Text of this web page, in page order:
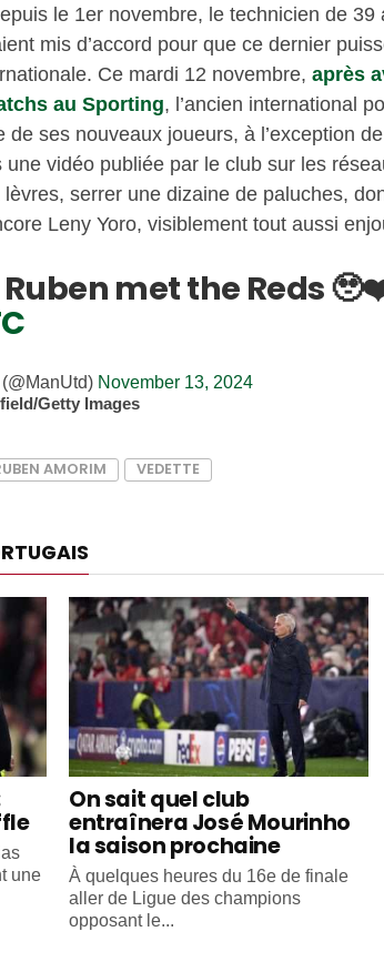
le 1er novembre, le technicien de
mis d’accord pour que ce dernier
Ce mardi 12 novembre, après
au Sporting, l’ancien international
de ses nouveaux joueurs, à l’exception
une vidéo publiée par le club sur les
serrer une dizaine de paluches,
Leny Yoro, visiblement tout aussi
met the Reds
November 13, 2024
Getty Images
AMORIM VEDETTE
une
On sait quel club
entraînera José Mourinho
la saison prochaine
À quelques heures du 16e de finale
aller de Ligue des champions
opposant le...